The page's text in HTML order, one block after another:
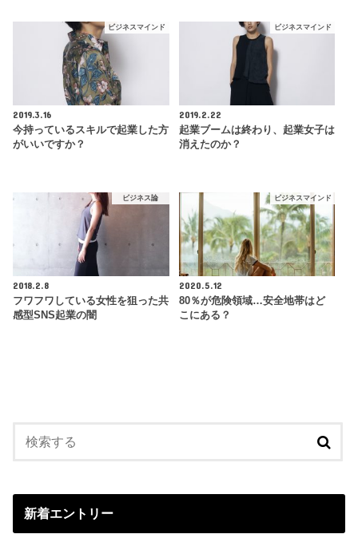
ビジネスマインド
2019.3.16
今持っているスキルで起業した方
がいいですか？
ビジネスマインド
2019.2.22
起業ブームは終わり、起業女子は
消えたのか？
ビジネス論
2018.2.8
フワフワしている女性を狙った共
感型SNS起業の闇
ビジネスマインド
2020.5.12
80％が危険領域…安全地帯はど
こにある？
新着エントリー